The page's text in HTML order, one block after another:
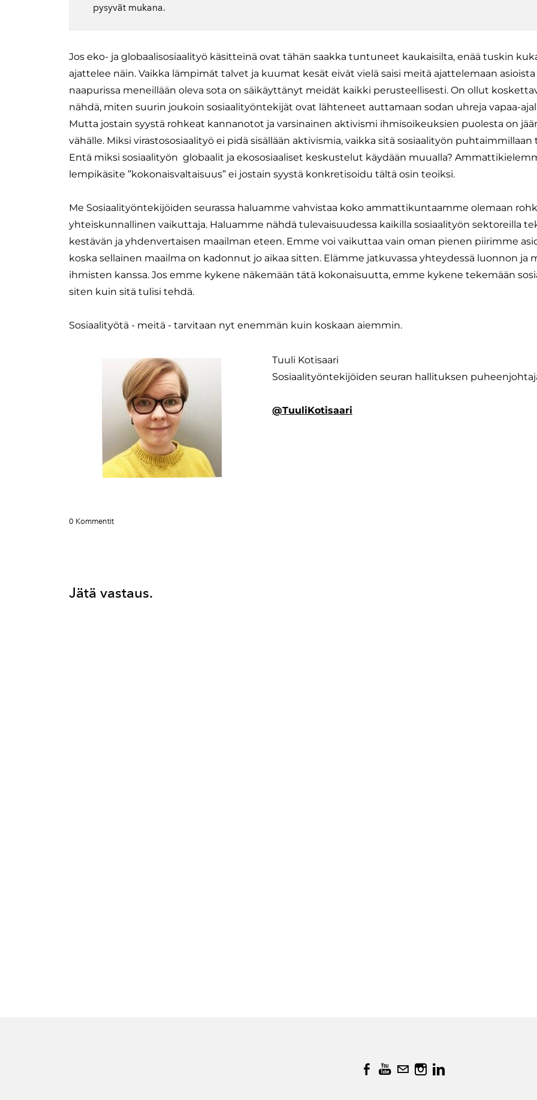
pysyvät mukana.
Jos eko- ja globaalisosiaalityö käsitteinä ovat tähän saakka tuntuneet kaukaisilta, enää tuskin
ajattelee näin. Vaikka lämpimät talvet ja kuumat kesät eivät vielä saisi meitä ajattelemaan
naapurissa meneillään oleva sota on säikäyttänyt meidät kaikki perusteellisesti. On ollut
nähdä, miten suurin joukoin sosiaalityöntekijät ovat lähteneet auttamaan sodan uhreja vapaa-
Mutta jostain syystä rohkeat kannanotot ja varsinainen aktivismi ihmisoikeuksien puolesta on
vähälle. Miksi virastososiaalityö ei pidä sisällään aktivismia, vaikka sitä sosiaalityön puhtaimmillaan
Entä miksi sosiaalityön globaalit ja ekososiaaliset keskustelut käydään muualla?
lempikäsite ”kokonaisvaltaisuus” ei jostain syystä konkretisoidu tältä osin teoiksi.
Me Sosiaalityöntekijöiden seurassa haluamme vahvistaa koko ammattikuntaamme olemaan
yhteiskunnallinen vaikuttaja. Haluamme nähdä tulevaisuudessa kaikilla sosiaalityön sektoreilla
kestävän ja yhdenvertaisen maailman eteen. Emme voi vaikuttaa vain oman pienen piirimme
koska sellainen maailma on kadonnut jo aikaa sitten. Elämme jatkuvassa yhteydessä luonnon ja
ihmisten kanssa. Jos emme kykene näkemään tätä kokonaisuutta, emme kykene tekemään
siten kuin sitä tulisi tehdä.
Sosiaalityötä - meitä - tarvitaan nyt enemmän kuin koskaan aiemmin.
Tuuli Kotisaari
​Sosiaalityöntekijöiden seuran hallituksen
@TuuliKotisaari
0 Kommentit
Jätä vastaus.